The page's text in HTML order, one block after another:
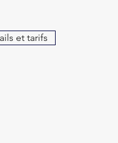
et tarifs